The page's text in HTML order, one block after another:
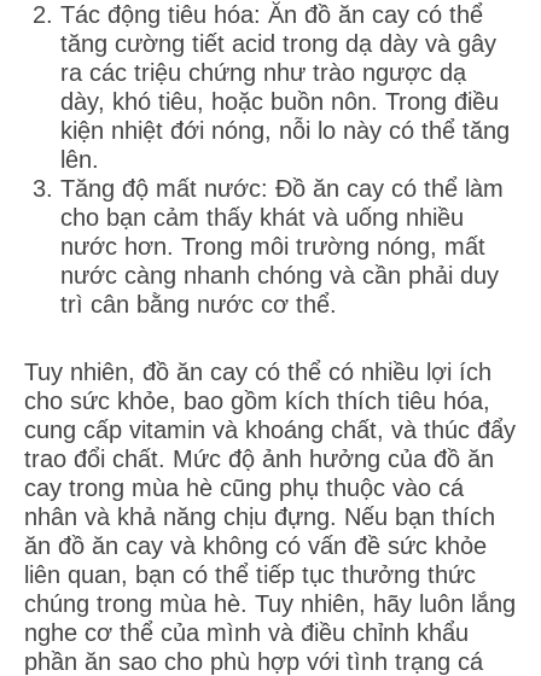
Tác động tiêu hóa: Ăn đồ ăn cay có thể
tăng cường tiết acid trong dạ dày và gây
ra các triệu chứng như trào ngược dạ
dày, khó tiêu, hoặc buồn nôn. Trong điều
kiện nhiệt đới nóng, nỗi lo này có thể tăng
lên.
Tăng độ mất nước: Đồ ăn cay có thể làm
cho bạn cảm thấy khát và uống nhiều
nước hơn. Trong môi trường nóng, mất
nước càng nhanh chóng và cần phải duy
trì cân bằng nước cơ thể.
Tuy nhiên, đồ ăn cay có thể có nhiều lợi ích
cho sức khỏe, bao gồm kích thích tiêu hóa,
cung cấp vitamin và khoáng chất, và thúc đẩy
trao đổi chất. Mức độ ảnh hưởng của đồ ăn
cay trong mùa hè cũng phụ thuộc vào cá
nhân và khả năng chịu đựng. Nếu bạn thích
ăn đồ ăn cay và không có vấn đề sức khỏe
liên quan, bạn có thể tiếp tục thưởng thức
chúng trong mùa hè. Tuy nhiên, hãy luôn lắng
nghe cơ thể của mình và điều chỉnh khẩu
phần ăn sao cho phù hợp với tình trạng cá